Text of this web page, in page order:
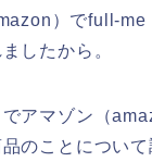
）でfull-
したから。
でアマゾン（
のことについ